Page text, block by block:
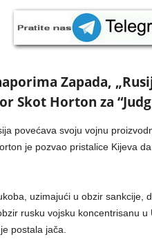
Zapada,
Skot Horton za
povećava svoju vojnu
je pozvao pristalice Kijeva
uzimajući u obzir sankcije,
rusku vojsku koncentrisanu
postala jača.